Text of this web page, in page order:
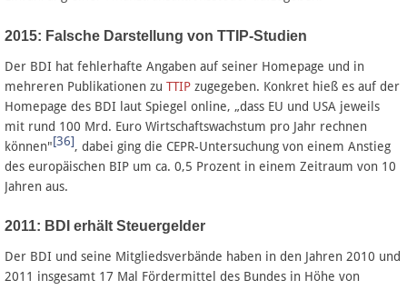
2015: Falsche Darstellung von TTIP-Studien
Der BDI hat fehlerhafte Angaben auf seiner Homepage und in
mehreren Publikationen zu TTIP zugegeben. Konkret hieß es auf der
Homepage des BDI laut Spiegel online, „dass EU und USA jeweils
mit rund 100 Mrd. Euro Wirtschaftswachstum pro Jahr rechnen
können"[36], dabei ging die CEPR-Untersuchung von einem Anstieg
des europäischen BIP um ca. 0,5 Prozent in einem Zeitraum von 10
Jahren aus.
2011: BDI erhält Steuergelder
Der BDI und seine Mitgliedsverbände haben in den Jahren 2010 und
2011 insgesamt 17 Mal Fördermittel des Bundes in Höhe von